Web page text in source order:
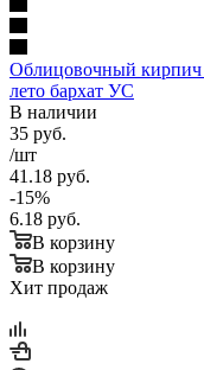
Облицовочный
лето бархат УС
В наличии
35 руб.
/шт
41.18 руб.
-15%
6.18 руб.
В корзину
В корзину
Хит продаж